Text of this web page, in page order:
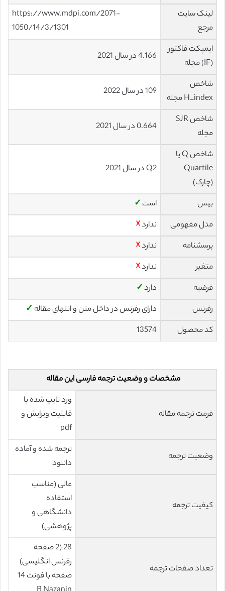
لینک سایت
مرجع
https://www.mdpi.com/2071-
1050/14/3/1301
ایمپکت فاکتور
(IF) مجله
4.166 در سال 2021
شاخص
H_index مجله
109 در سال 2022
شاخص SJR
مجله
0.664 در سال 2021
شاخص Q یا
Quartile
(چارک)
Q2 در سال 2021
بیس است ✓
مدل مفهومی
ندارد☓
پرسشنامه
ندارد☓
متغیر
ندارد☓
فرضیه
دارد✓
رفرنس
دارای رفرنس در داخل متن و انتهای مقاله ✓
کد محصول
13574
مشخصات و وضعیت ترجمه فارسی این مقاله
فرمت ترجمه مقاله
ورد تایپ شده با
قابلیت ویرایش و
pdf
وضعیت ترجمه
ترجمه شده و آماده
دانلود
کیفیت ترجمه
عالی (مناسب
استفاده
دانشگاهی و
پژوهشی)
تعداد صفحات ترجمه
28 (2 صفحه
رفرنس انگلیسی)
صفحه با فونت 14